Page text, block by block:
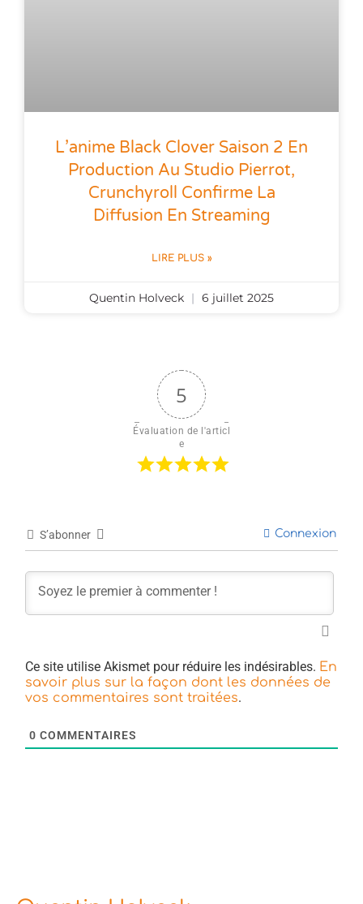
L’anime Black Clover Saison 2 En
Production Au Studio Pierrot,
Crunchyroll Confirme La
Diffusion En Streaming
LIRE PLUS »
Quentin Holveck 6 juillet 2025
5
Évaluation de l'articl
e
S’abonner Connexion
Ce site utilise Akismet pour réduire les indésirables. En
savoir plus sur la façon dont les données de
vos commentaires sont traitées.
0 COMMENTAIRES